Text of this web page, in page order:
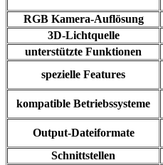
RGB Kamera-Auflösung
3D-Lichtquelle
unterstützte Funktionen
spezielle Features
kompatible Betriebssysteme
Output-Dateiformate
Schnittstellen